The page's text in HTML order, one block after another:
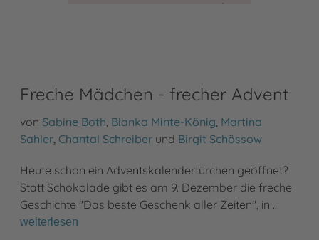
Freche Mädchen - frecher Advent
von Sabine Both Bianka Minte-König Martina
Sahler Chantal Schreiber und Birgit Schössow
Heute schon ein Adventskalendertürchen geöffnet?
Statt Schokolade gibt es am 9. Dezember die freche
Geschichte "Das beste Geschenk aller Zeiten", in …
weiterlesen